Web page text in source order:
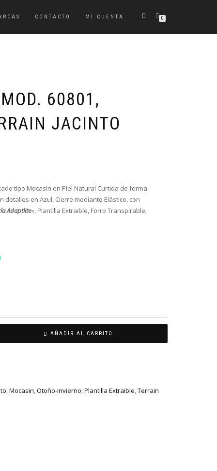
CONTACTO MI CUENTA 0
60801,
JACINTO
tipo Mocasín en Piel Natural Curtida de forma
detalles en Azul, Cierre mediante Elástico, con
Adaptlite«, Plantilla Extraible, Forro Transpirable,
AÑADIR AL CARRITO
,Mocasin,Otoño-Invierno,Plantilla Extraible,Terrain